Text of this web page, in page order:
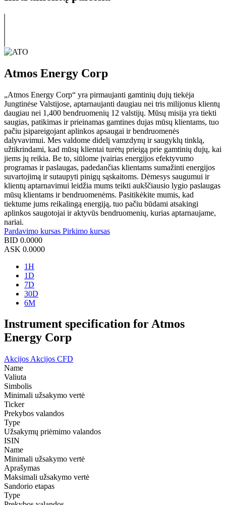
Atmos Energy Corp
„Atmos Energy Corp“ yra pirmaujanti gamtinių dujų tiekėja
Jungtinėse Valstijose, aptarnaujanti daugiau nei tris milijonus klientų
daugiau nei 1,400 bendruomenių 12 valstijų. Mūsų misija yra tiekti
saugias, patikimas ir prieinamas gamtines dujas mūsų klientams, tuo
pačiu įsipareigojant aplinkos apsaugai ir bendruomenės
dalyvavimui. Mes valdome didelį vamzdynų ir saugyklų tinklą,
užtikrindami, kad mūsų klientai turėtų prieigą prie gamtinių dujų, kai
jiems jų reikia. Be to, siūlome įvairias energijos efektyvumo
programas ir paslaugas, padedančias klientams sumažinti energijos
suvartojimą ir sutaupyti pinigų sąskaitoms. Dėmesys saugumui ir
klientų aptarnavimui leidžia mums teikti aukščiausio lygio paslaugas
mūsų klientams ir bendruomenėms. Pasitikėkite mumis, kad
tiektume jums reikalingą energiją, tuo pačiu būdami atsakingi
aplinkos saugotojai ir aktyvūs bendruomenių, kurias aptarnaujame,
nariai.
Pardavimo kursas Pirkimo kursas
BID 0.0000
ASK 0.0000
1H
1D
7D
30D
6M
Instrument specification for Atmos
Energy Corp
Akcijos Akcijos CFD
Name
Valiuta
Simbolis
Minimali užsakymo vertė
Ticker
Prekybos valandos
Type
Užsakymų priėmimo valandos
ISIN
Name
Minimali užsakymo vertė
Aprašymas
Maksimali užsakymo vertė
Sandorio etapas
Type